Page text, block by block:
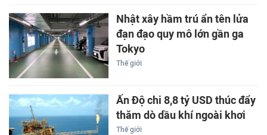
Nhật xây hầm trú ẩn tên lửa
đạn đạo quy mô lớn gần ga
Tokyo
Thế giới
Ấn Độ chi 8,8 tỷ USD thúc đẩy
thăm dò dầu khí ngoài khơi
Thế giới